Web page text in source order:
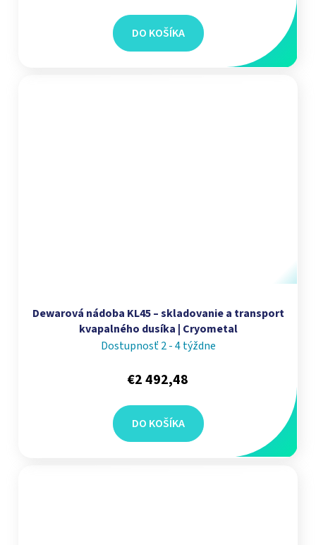
DO KOŠÍKA
Dewarová nádoba KL45 – skladovanie a transport
kvapalného dusíka | Cryometal
Dostupnosť 2 - 4 týždne
€2 492,48
DO KOŠÍKA